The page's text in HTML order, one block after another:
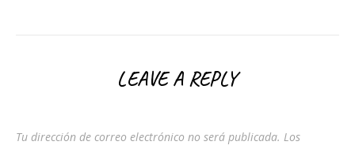
LEAVE A REPLY
Tu dirección de correo electrónico no será publicada. Los